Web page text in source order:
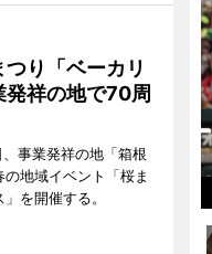
り「ベーカリ
祥の地で70周
事業発祥の地「箱根
地域イベント「桜ま
を開催する。